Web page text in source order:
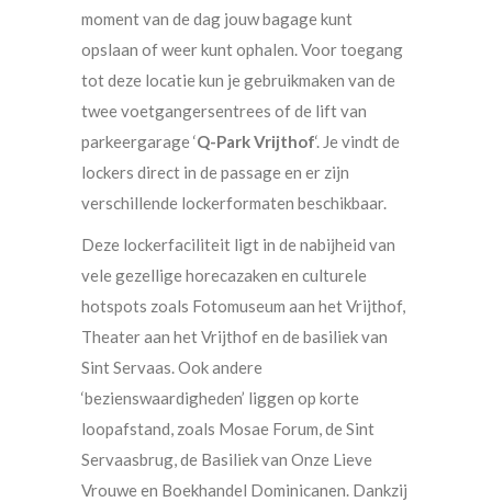
moment van de dag jouw bagage kunt
opslaan of weer kunt ophalen. Voor toegang
tot deze locatie kun je gebruikmaken van de
twee voetgangersentrees of de lift van
parkeergarage ‘Q-Park Vrijthof‘. Je vindt de
lockers direct in de passage en er zijn
verschillende lockerformaten beschikbaar.
Deze lockerfaciliteit ligt in de nabijheid van
vele gezellige horecazaken en culturele
hotspots zoals Fotomuseum aan het Vrijthof,
Theater aan het Vrijthof en de basiliek van
Sint Servaas. Ook andere
‘bezienswaardigheden’ liggen op korte
loopafstand, zoals Mosae Forum, de Sint
Servaasbrug, de Basiliek van Onze Lieve
Vrouwe en Boekhandel Dominicanen. Dankzij